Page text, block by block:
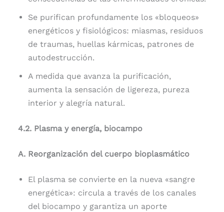
Se purifican profundamente los «bloqueos»
energéticos y fisiológicos: miasmas, residuos
de traumas, huellas kármicas, patrones de
autodestrucción.
A medida que avanza la purificación,
aumenta la sensación de ligereza, pureza
interior y alegría natural.
4.2. Plasma y energía, biocampo
A. Reorganización del cuerpo bioplasmático
El plasma se convierte en la nueva «sangre
energética»: circula a través de los canales
del biocampo y garantiza un aporte